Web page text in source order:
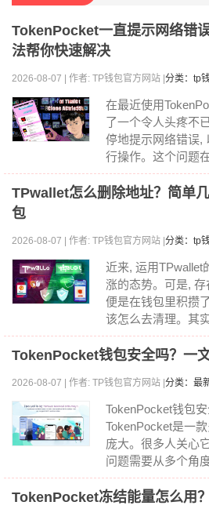
TokenPocket一直提示网络错
法帮你快速解决
2026-08-07 | 作者: TP钱包官方网站 | 分类：tp
在最近使用
了一个令人头疼不
停地提示网络错误,
行操作。这个问题
TPwallet怎么删除地址？简单
包
2026-08-07 | 作者: TP钱包官方网站 | 分类：tp
近来, 运用TPwallet
涨的态势。可是,
便是在钱包里积攒
该怎么去清理。其
TokenPocket钱包安全吗？一
2026-08-07 | 作者: TP钱包官方网站 | 分类：最
TokenPocket钱包
TokenPocket是一
庞大。很多人关心
问题需要从多个角
TokenPocket冻结能量怎么用